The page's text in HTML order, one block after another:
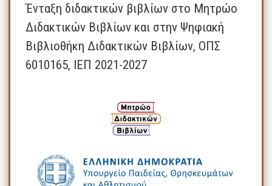
Ένταξη διδακτικών βιβλίων στο Μητρώο
Διδακτικών Βιβλίων και στην Ψηφιακή
Βιβλιοθήκη Διδακτικών Βιβλίων, ΟΠΣ
6010165, ΙΕΠ 2021-2027